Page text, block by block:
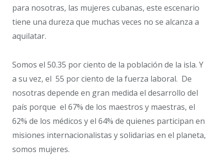
para nosotras, las mujeres cubanas, este escenario
tiene una dureza que muchas veces no se alcanza a
aquilatar.
Somos el 50.35 por ciento de la población de la isla. Y
a su vez, el 55 por ciento de la fuerza laboral. De
nosotras depende en gran medida el desarrollo del
país porque el 67% de los maestros y maestras, el
62% de los médicos y el 64% de quienes participan en
misiones internacionalistas y solidarias en el planeta,
somos mujeres.